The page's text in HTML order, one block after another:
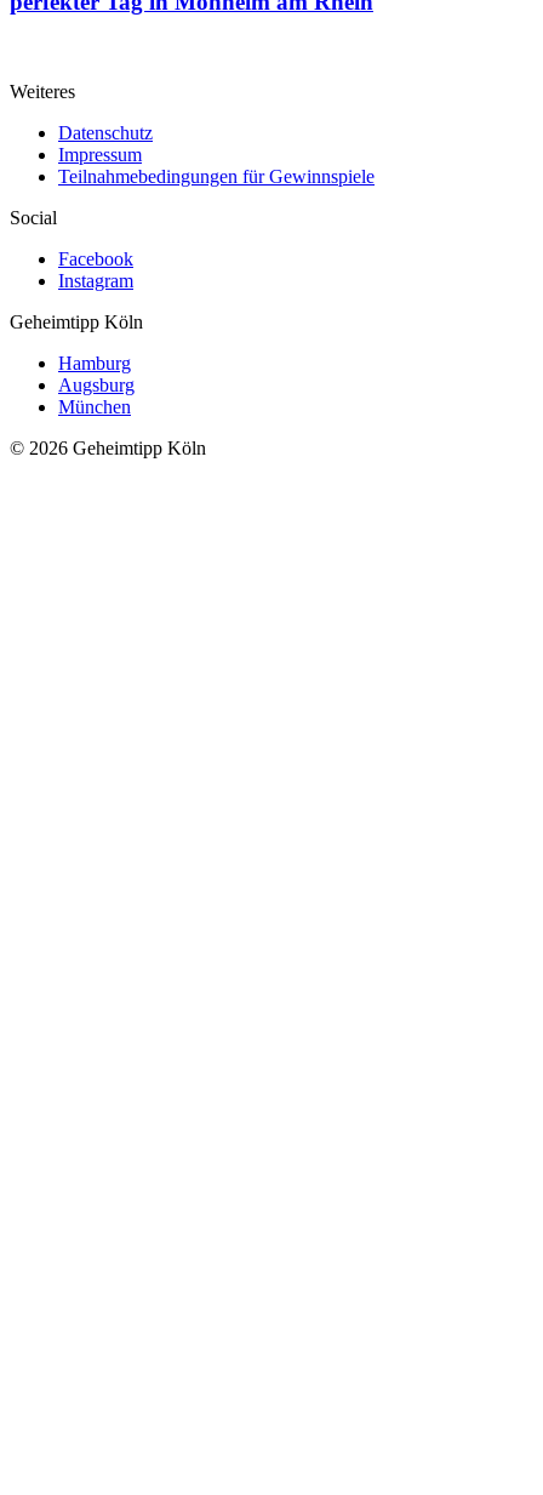
Weiteres
Datenschutz
Impressum
Teilnahmebedingungen für Gewinnspiele
Social
Facebook
Instagram
Geheimtipp Köln
Hamburg
Augsburg
München
© 2026 Geheimtipp Köln